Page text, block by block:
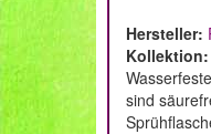
Hersteller:
Kollektion:
sind